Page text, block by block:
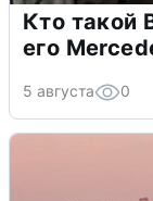
Кто такой
его
5 августа 0